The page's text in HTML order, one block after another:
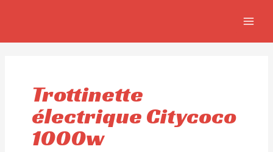
Trottinette
électrique Citycoco
1000w